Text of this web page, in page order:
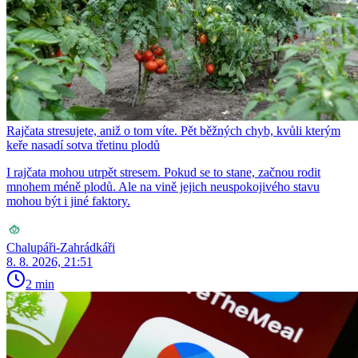
Rajčata stresujete, aniž o tom víte. Pět běžných chyb, kvůli kterým
keře nasadí sotva třetinu plodů
I rajčata mohou utrpět stresem. Pokud se to stane, začnou rodit
mnohem méně plodů. Ale na vině jejich neuspokojivého stavu
mohou být i jiné faktory.
Chalupáři-Zahrádkáři
8. 8. 2026, 21:51
2 min